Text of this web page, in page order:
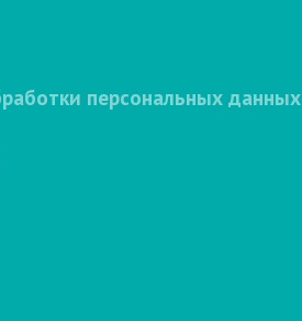
персональных данных